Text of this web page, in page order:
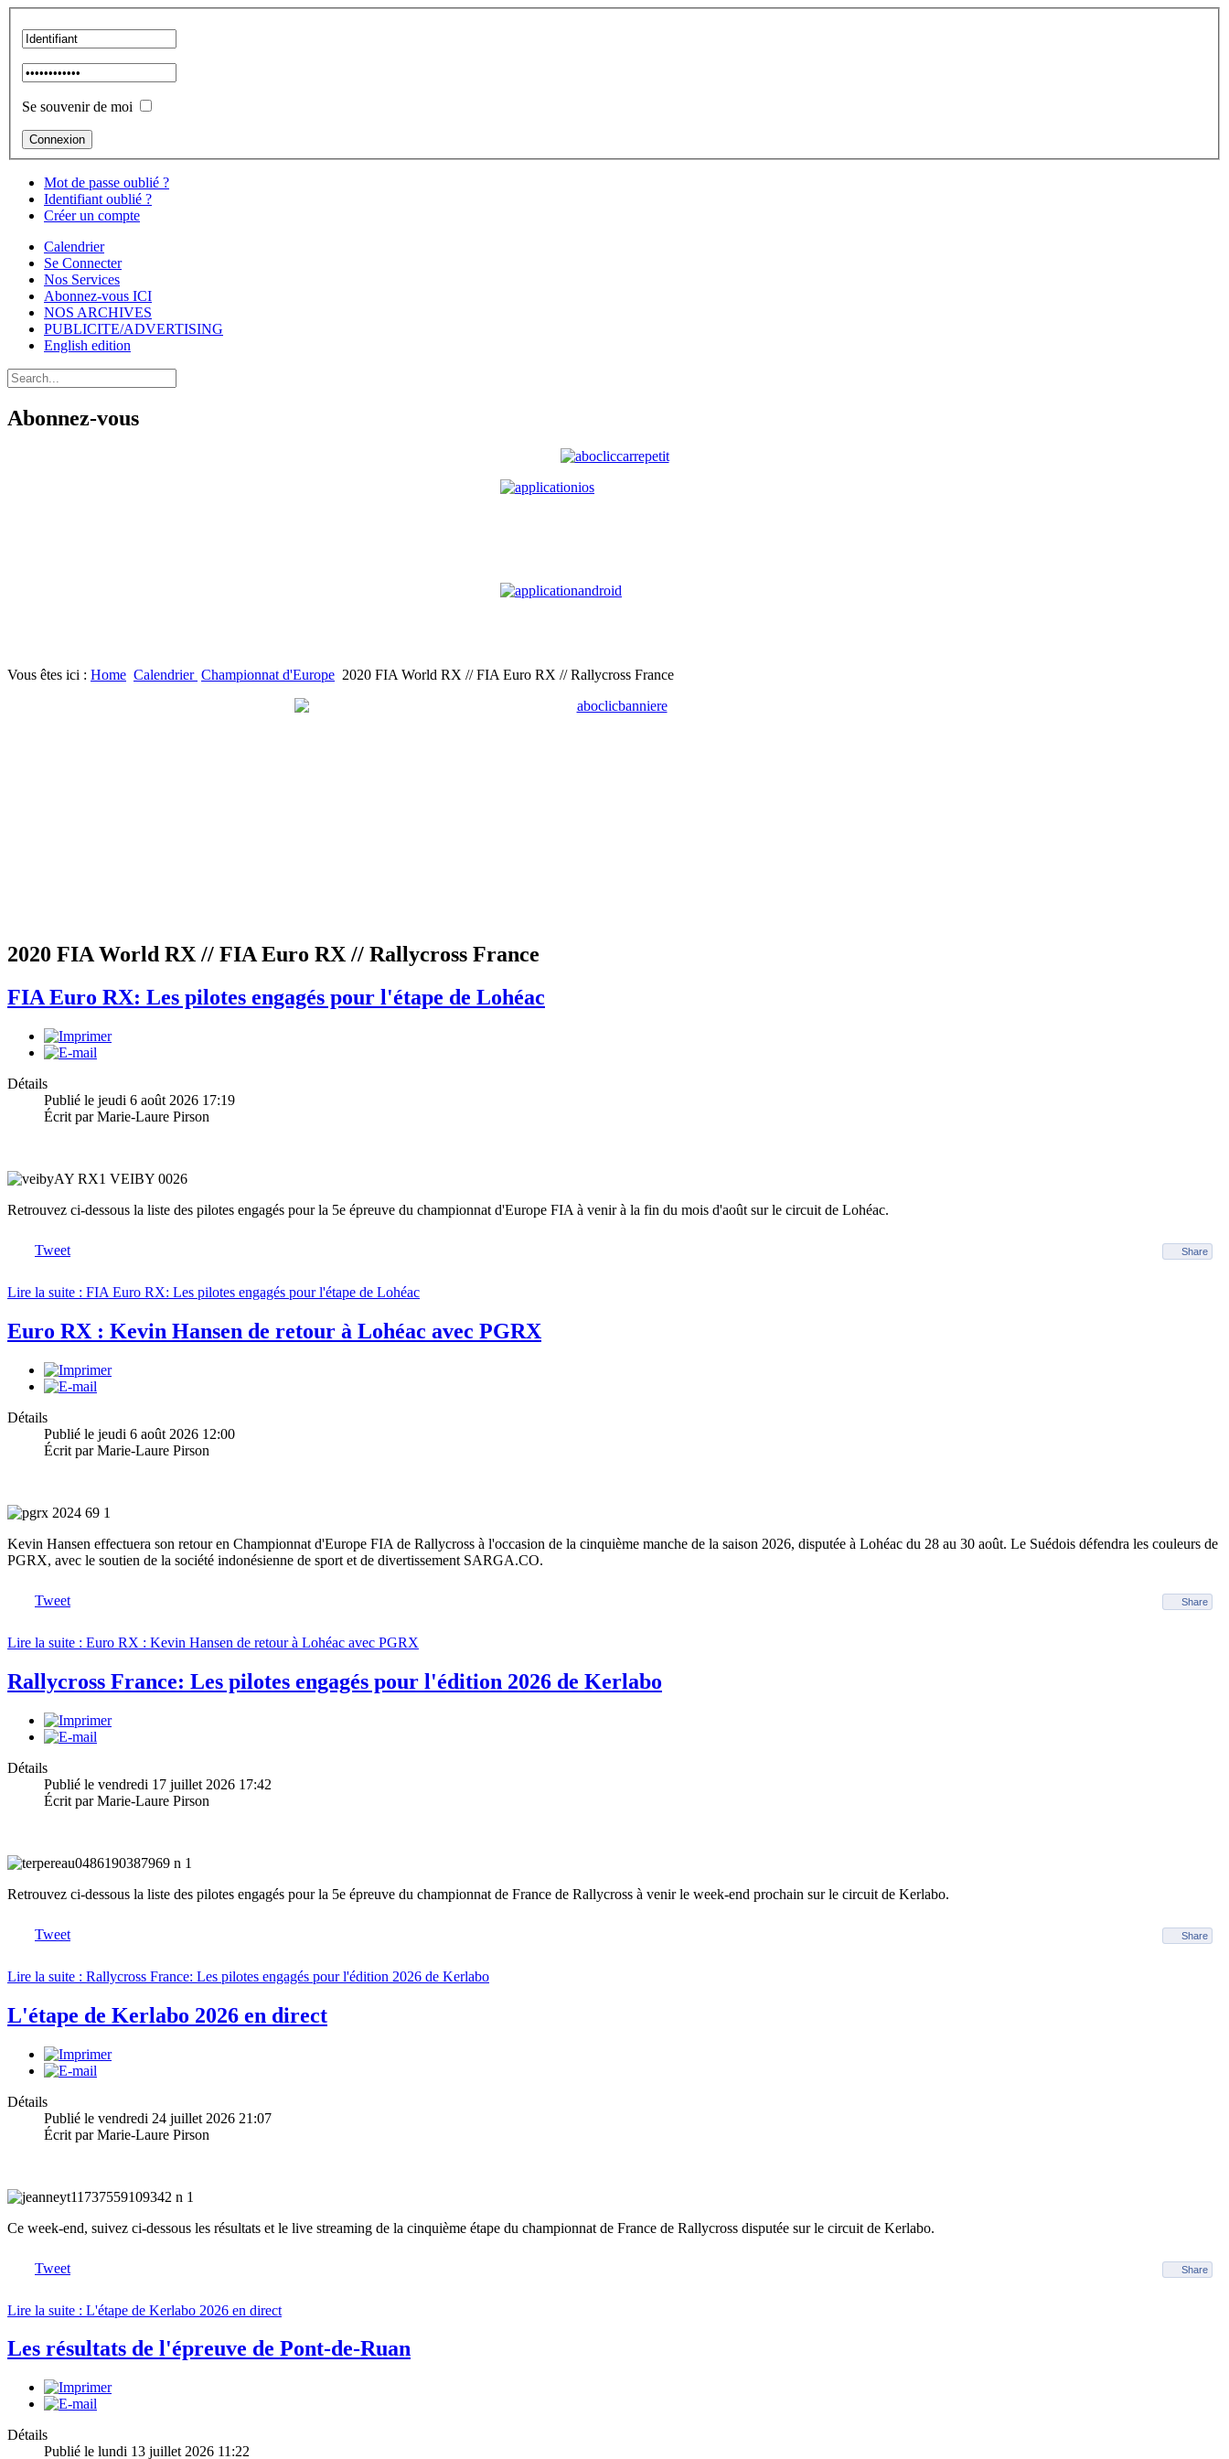
Se souvenir de moi
Mot de passe oublié ?
Identifiant oublié ?
Créer un compte
Calendrier
Se Connecter
Nos Services
Abonnez-vous ICI
NOS ARCHIVES
PUBLICITE/ADVERTISING
English edition
Abonnez-vous
Vous êtes ici : Home Calendrier Championnat d'Europe 2020 FIA World RX // FIA Euro RX // Rallycross France
2020 FIA World RX // FIA Euro RX // Rallycross France
FIA Euro RX: Les pilotes engagés pour l'étape de Lohéac
Détails
Publié le jeudi 6 août 2026 17:19
Écrit par Marie-Laure Pirson
Retrouvez ci-dessous la liste des pilotes engagés pour la 5e épreuve du championnat d'Europe FIA à venir à la fin du mois d'août sur le circuit de Lohéac.
Tweet Share
Lire la suite : FIA Euro RX: Les pilotes engagés pour l'étape de Lohéac
Euro RX : Kevin Hansen de retour à Lohéac avec PGRX
Détails
Publié le jeudi 6 août 2026 12:00
Écrit par Marie-Laure Pirson
Kevin Hansen effectuera son retour en Championnat d'Europe FIA de Rallycross à l'occasion de la cinquième manche de la saison 2026, disputée à Lohéac du 28 au 30 août. Le Suédois défendra les couleurs de
PGRX, avec le soutien de la société indonésienne de sport et de divertissement SARGA.CO.
Tweet Share
Lire la suite : Euro RX : Kevin Hansen de retour à Lohéac avec PGRX
Rallycross France: Les pilotes engagés pour l'édition 2026 de Kerlabo
Détails
Publié le vendredi 17 juillet 2026 17:42
Écrit par Marie-Laure Pirson
Retrouvez ci-dessous la liste des pilotes engagés pour la 5e épreuve du championnat de France de Rallycross à venir le week-end prochain sur le circuit de Kerlabo.
Tweet Share
Lire la suite : Rallycross France: Les pilotes engagés pour l'édition 2026 de Kerlabo
L'étape de Kerlabo 2026 en direct
Détails
Publié le vendredi 24 juillet 2026 21:07
Écrit par Marie-Laure Pirson
Ce week-end, suivez ci-dessous les résultats et le live streaming de la cinquième étape du championnat de France de Rallycross disputée sur le circuit de Kerlabo.
Tweet Share
Lire la suite : L'étape de Kerlabo 2026 en direct
Les résultats de l'épreuve de Pont-de-Ruan
Détails
Publié le lundi 13 juillet 2026 11:22